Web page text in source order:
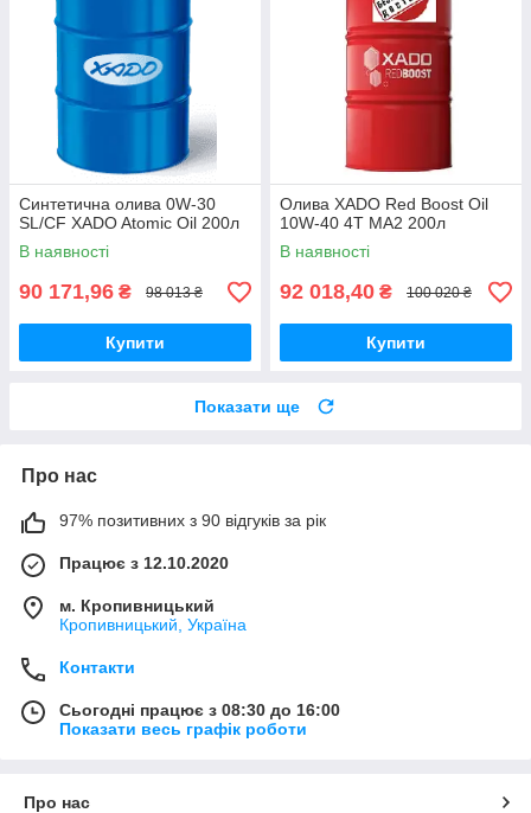
Синтетична олива 0W-30
SL/CF XADO Atomic Oil 200л
В наявності
90 171,96 ₴ 98 013 ₴
Купити
Олива XADO Red Boost Oil
10W-40 4T MA2 200л
В наявності
92 018,40 ₴ 100 020 ₴
Купити
Показати ще
Про нас
97% позитивних з 90 відгуків за рік
Працює з 12.10.2020
м. Кропивницький
Кропивницький, Україна
Контакти
Сьогодні працює з 08:30 до 16:00
Показати весь графік роботи
Про нас